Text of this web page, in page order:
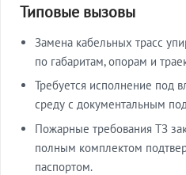
Типовые вызовы
Замена кабельных трасс
по габаритам, опорам и
Требуется исполнение под
среду с документальным
Пожарные требования ТЗ
полным комплектом
паспортом.